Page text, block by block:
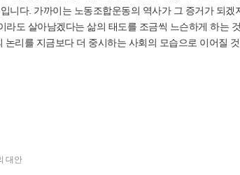
니다. 가까이는 노동조합운동의 역사가 그 증거가 되겠
라도 살아남겠다는 삶의 태도를 조금씩 느슨하게 하는
리를 지금보다 더 중시하는 사회의 모습으로 이어질
대안